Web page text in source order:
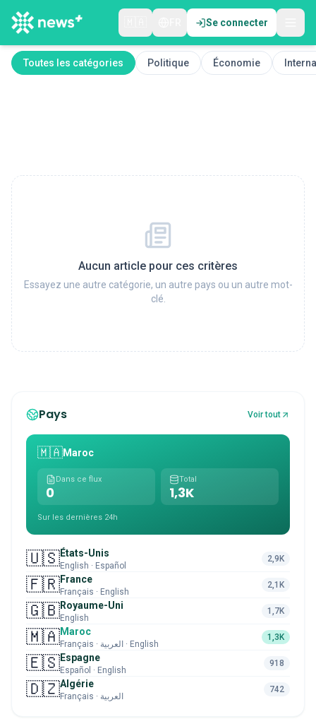
Se connecter
Toutes les catégories Politique Économie
Aucun article pour ces critères
Essayez une autre catégorie, un autre pays ou un autre mot-
clé.
Pays Voir tout
🇲🇦Maroc
Dans ce flux
0
Total
1,3K
Sur les dernières 24h
🇺🇸États-Unis
English · Español
2,9K
🇫🇷France
Français · English
2,1K
🇬🇧Royaume-Uni
English
1,7K
🇲🇦Maroc
Français · العربية · English
1,3K
🇪🇸Espagne
Español · English
918
🇩🇿Algérie
Français · العربية
742